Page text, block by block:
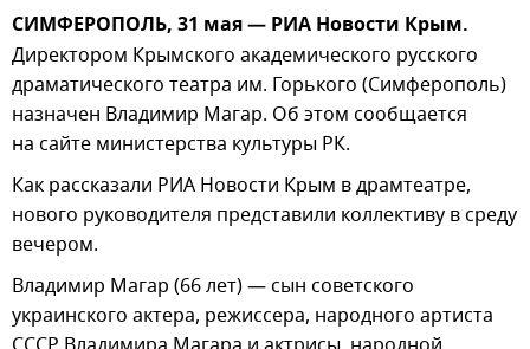
СИМФЕРОПОЛЬ, 31 мая — РИА Новости Крым.
Директором Крымского академического русского
драматического театра им. Горького (Симферополь)
назначен Владимир Магар. Об этом сообщается
на сайте министерства культуры РК.
Как рассказали РИА Новости Крым в драмтеатре,
нового руководителя представили коллективу в среду
вечером.
Владимир Магар (66 лет) — сын советского
украинского актера, режиссера, народного артиста